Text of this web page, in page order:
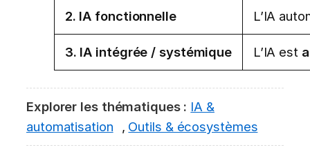
2. IA fonctionnelle L’IA
3. IA intégrée / systémique L’IA est
Explorer les thématiques : IA &
automatisation
, Outils & écosystèmes